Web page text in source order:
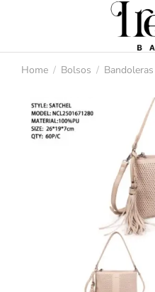
You are here:
Home Bolsos Bandoleras